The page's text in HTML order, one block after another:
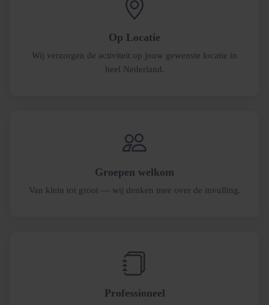
Op Locatie
Wij verzorgen de activiteit op jouw gewenste locatie in
heel Nederland.
Groepen welkom
Van klein tot groot — wij denken mee over de invulling.
Professioneel